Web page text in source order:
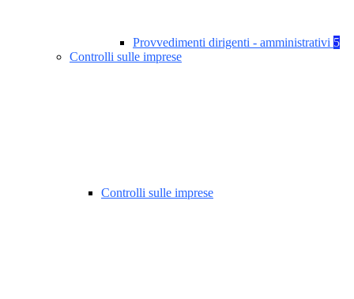
Provvedimenti dirigenti - amministrativi 5
Controlli sulle imprese
Controlli sulle imprese